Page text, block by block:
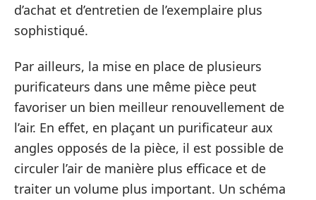
d’achat et d’entretien de l’exemplaire plus
sophistiqué.
Par ailleurs, la mise en place de plusieurs
purificateurs dans une même pièce peut
favoriser un bien meilleur renouvellement de
l’air. En effet, en plaçant un purificateur aux
angles opposés de la pièce, il est possible de
circuler l’air de manière plus efficace et de
traiter un volume plus important. Un schéma